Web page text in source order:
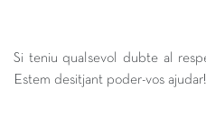
Si teniu qualsevol dubte al
Estem desitjant poder-vos ajudar!